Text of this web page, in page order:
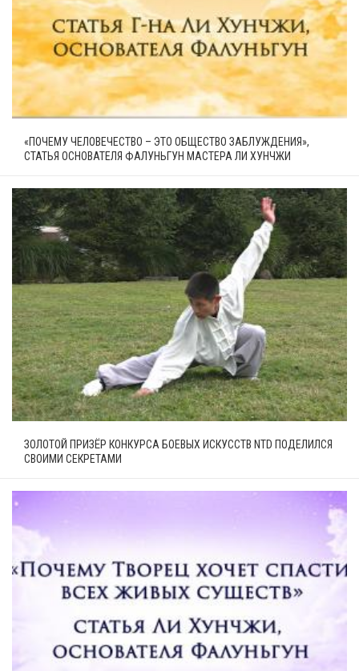
«ПОЧЕМУ ЧЕЛОВЕЧЕСТВО – ЭТО ОБЩЕСТВО ЗАБЛУЖДЕНИЯ»,
СТАТЬЯ ОСНОВАТЕЛЯ ФАЛУНЬГУН МАСТЕРА ЛИ ХУНЧЖИ
ЗОЛОТОЙ ПРИЗЁР КОНКУРСА БОЕВЫХ ИСКУССТВ NTD ПОДЕЛИЛСЯ
СВОИМИ СЕКРЕТАМИ